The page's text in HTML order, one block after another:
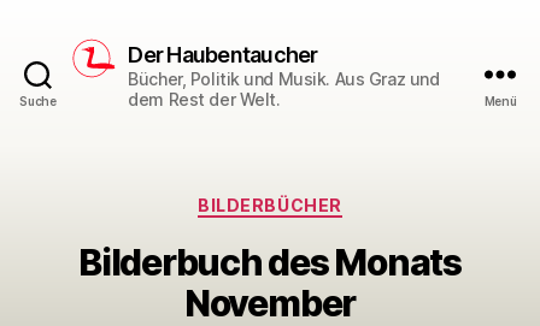
Suche
Der Haubentaucher
Bücher, Politik und Musik. Aus Graz und
dem Rest der Welt.
Menü
Kategorien
BILDERBÜCHER
Bilderbuch des Monats
November